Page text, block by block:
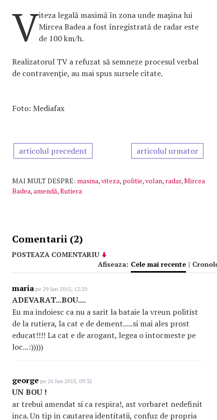
Viteza legală maximă în zona unde maşina lui
Mircea Badea a fost înregistrată de radar este
de 100 km/h.
Realizatorul TV a refuzat să semneze procesul verbal
de contravenţie, au mai spus sursele citate.
Foto: Mediafax
articolul precedent articolul urmator
MAI MULT DESPRE: masina,viteza, politie,volan, radar,Mircea
Badea,amendă,Rutiera
Comentarii (2)
POSTEAZA COMENTARIU
Afiseaza: Cele mai recente |
maria pe 29 Ian 2015, 12:20
ADEVARAT...BOU....
Eu ma indoiesc ca nu a sarit la bataie la vreun politist
de la rutiera, la cat e de dement.....si mai ales prost
educat!!!! La cat e de arogant, legea o intocmeste pe
loc...:)))))
george pe 26 Ian 2015, 09:32
UN BOU !
ar trebui amendat si ca respira!, ast vorbaret nedefinit
inca. Un tip in cautarea identitatii, confuz de propria